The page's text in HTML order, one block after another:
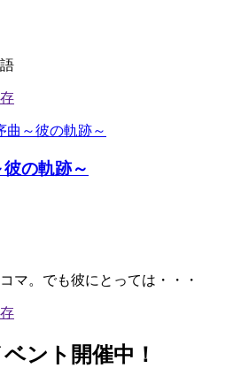
の軌跡～
マ。でも彼にとっては・・・
ント開催中！